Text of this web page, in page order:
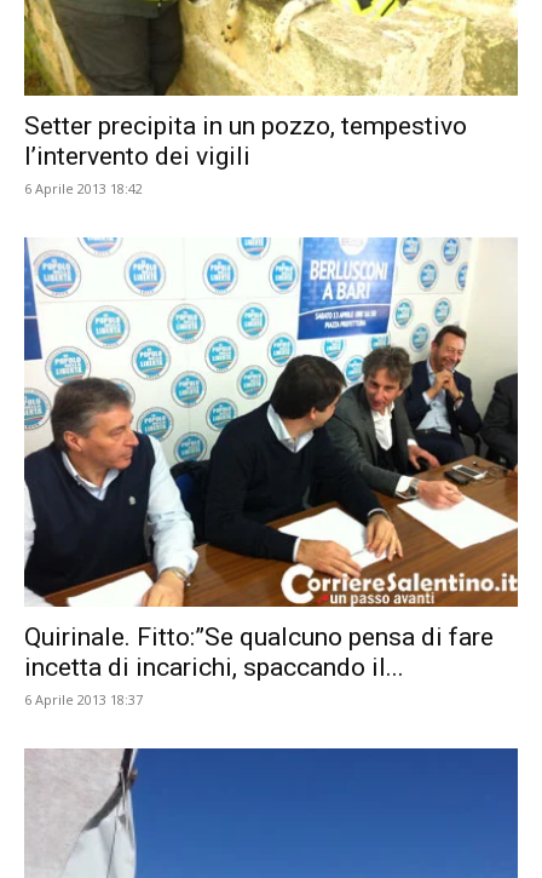
Setter precipita in un pozzo, tempestivo
l’intervento dei vigili
6 Aprile 2013 18:42
Quirinale. Fitto:”Se qualcuno pensa di fare
incetta di incarichi, spaccando il...
6 Aprile 2013 18:37